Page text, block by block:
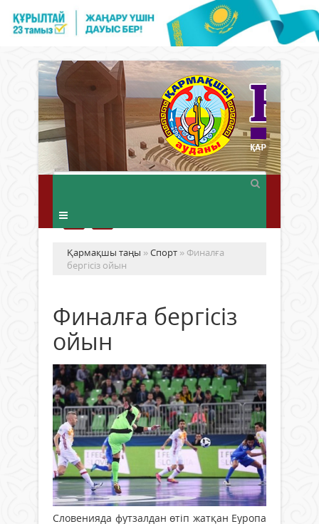
Қармақшы таңы »Спорт » Финалға
бергісіз ойын
Финалға бергісіз
ойын
Словенияда футзалдан өтіп жатқан Еуропа